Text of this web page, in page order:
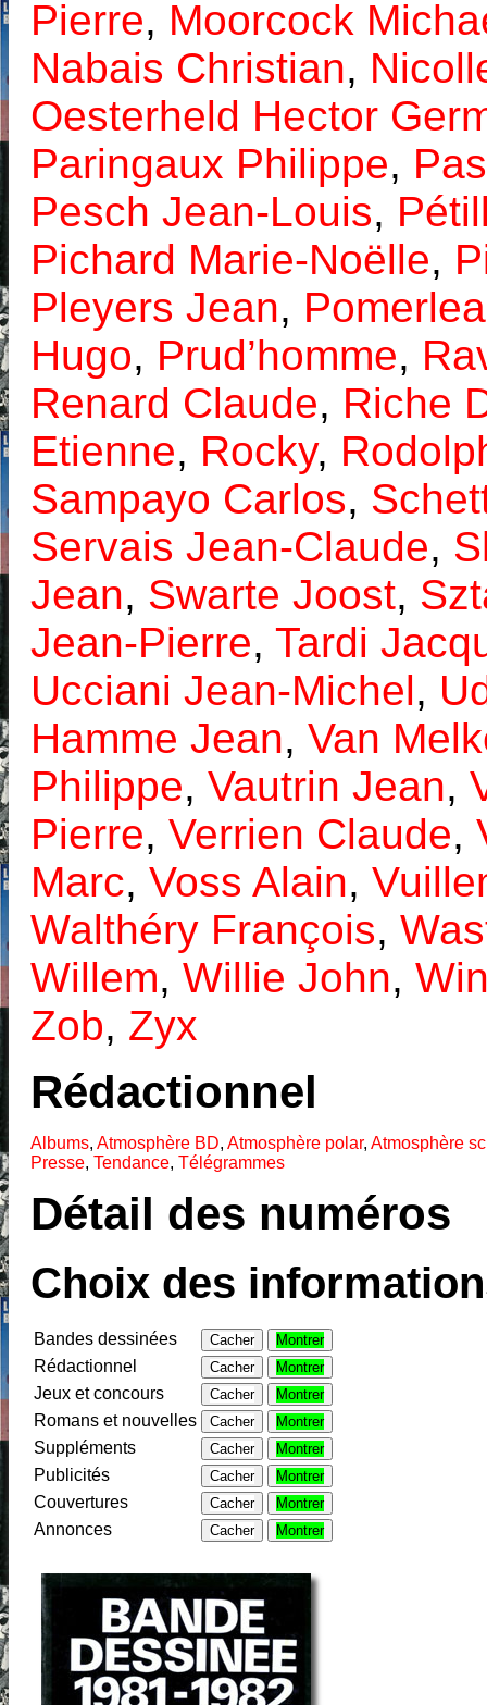
Pierre, Moorcock
Nabais Christian,
Oesterheld Hector
Paringaux Philippe,
Pesch Jean-Louis,
Pichard Marie-Noëlle,
Pleyers Jean,
Hugo, Prud’homme,
Renard Claude, Riche
Etienne, Rocky,
Sampayo Carlos,
Servais Jean-Claude,
Jean, Swarte Joost,
Jean-Pierre, Tardi
Ucciani Jean-Michel,
Hamme Jean, Van
Philippe, Vautrin Jean,
Pierre, Verrien Claude,
Marc, Voss Alain,
Walthéry François,
Willem, Willie John,
Zob, Zyx
Rédactionnel
Albums, Atmosphère BD, Atmosphère polar, Atmosphère
Presse, Tendance, Télégrammes
Détail des numéros
Choix des
Bandes dessinées Cacher Montrer
Rédactionnel Cacher Montrer
Jeux et concours Cacher Montrer
Romans et nouvelles Cacher Montrer
Suppléments Cacher Montrer
Publicités Cacher Montrer
Couvertures Cacher Montrer
Annonces Cacher Montrer